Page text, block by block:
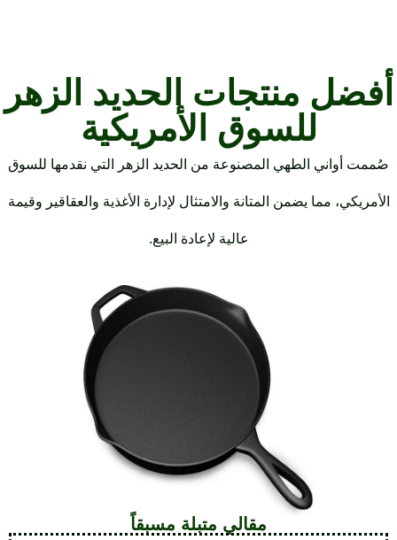
منتجات الحديد الزهر
للسوق الأمريكية
الطهي المصنوعة من الحديد الزهر التي نقدمها للسوق
مما يضمن المتانة والامتثال لإدارة الأغذية والعقاقير وقيمة
عالية لإعادة البيع.
مقالي متبلة مسبقاً